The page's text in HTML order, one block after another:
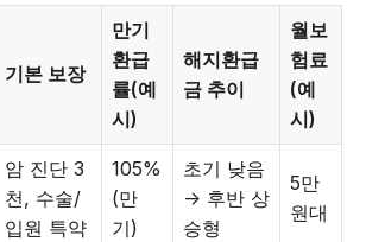
기본 보장
만기
환급
률(예
시)
해지환급
금 추이
월보
험료
(예
시)
암 진단 3
천, 수술/
입원 특약
105%
(만
기)
초기 낮음
→ 후반 상
승형
5만
원대